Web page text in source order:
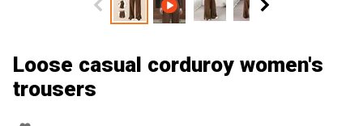
Loose casual corduroy women's
trousers